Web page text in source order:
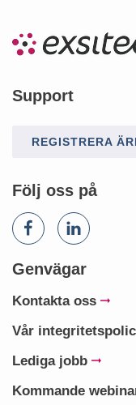
Support
REGISTRERA
Följ oss på
Genvägar
Kontakta oss
Vår
Lediga jobb
Kommande